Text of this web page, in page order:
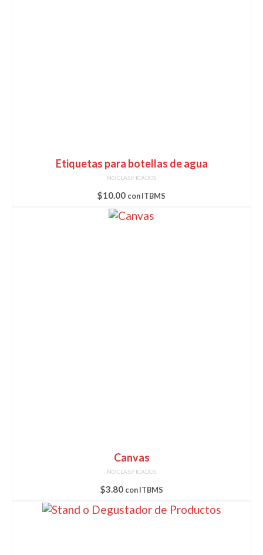
Etiquetas para botellas de agua
NO CLASIFICADOS
$10.00 con ITBMS
Canvas
NO CLASIFICADOS
$3.80 con ITBMS